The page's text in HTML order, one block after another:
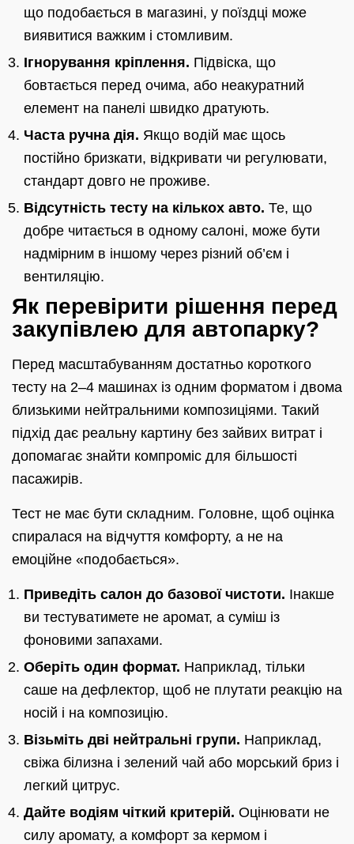
що подобається в магазині, у поїздці може
виявитися важким і стомливим.
Ігнорування кріплення. Підвіска, що
бовтається перед очима, або неакуратний
елемент на панелі швидко дратують.
Часта ручна дія. Якщо водій має щось
постійно бризкати, відкривати чи регулювати,
стандарт довго не проживе.
Відсутність тесту на кількох авто. Те, що
добре читається в одному салоні, може бути
надмірним в іншому через різний об’єм і
вентиляцію.
Як перевірити рішення перед
закупівлею для автопарку?
Перед масштабуванням достатньо короткого
тесту на 2–4 машинах із одним форматом і двома
близькими нейтральними композиціями. Такий
підхід дає реальну картину без зайвих витрат і
допомагає знайти компроміс для більшості
пасажирів.
Тест не має бути складним. Головне, щоб оцінка
спиралася на відчуття комфорту, а не на
емоційне «подобається».
Приведіть салон до базової чистоти. Інакше
ви тестуватимете не аромат, а суміш із
фоновими запахами.
Оберіть один формат. Наприклад, тільки
саше на дефлектор, щоб не плутати реакцію на
носій і на композицію.
Візьміть дві нейтральні групи. Наприклад,
свіжа білизна і зелений чай або морський бриз і
легкий цитрус.
Дайте водіям чіткий критерій. Оцінювати не
силу аромату, а комфорт за кермом і